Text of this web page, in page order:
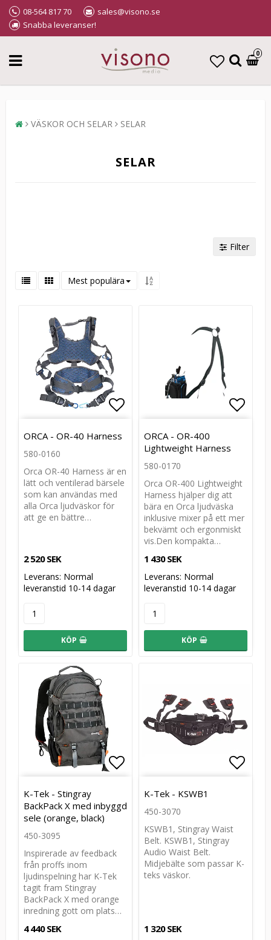
08-564 817 70
sales@visono.se
Snabba leveranser!
0
VÄSKOR OCH SELAR SELAR
SELAR
Filter
Mest populära
Lägg till i favoritlistan
Lägg till i favoritlistan
ORCA - OR-40 Harness
580-0160
Orca OR-40 Harness är en
lätt och ventilerad bärsele
som kan användas med
alla Orca ljudväskor för
att ge en bättre…
2 520 SEK
Leverans: Normal
leveranstid 10-14 dagar
KÖP
ORCA - OR-400
Lightweight Harness
580-0170
Orca OR-400 Lightweight
Harness hjälper dig att
bära en Orca ljudväska
inklusive mixer på ett mer
bekvämt och ergonmiskt
vis.Den kompakta…
1 430 SEK
Leverans: Normal
leveranstid 10-14 dagar
KÖP
Lägg till i favoritlistan
Lägg till i favoritlistan
K-Tek - Stingray
BackPack X med inbyggd
sele (orange, black)
450-3095
Inspirerade av feedback
från proffs inom
ljudinspelning har K-Tek
tagit fram Stingray
BackPack X med orange
inredning gott om plats…
4 440 SEK
K-Tek - KSWB1
450-3070
KSWB1, Stingray Waist
Belt. KSWB1, Stingray
Audio Waist Belt.
Midjebälte som passar K-
teks väskor.
1 320 SEK